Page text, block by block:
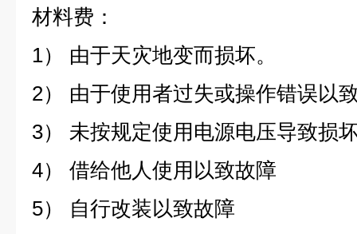
材料费：
1） 由于天灾地变而损坏。
2） 由于使用者过失或操作错误以
3） 未按规定使用电源电压导致损
4） 借给他人使用以致故障
5） 自行改装以致故障